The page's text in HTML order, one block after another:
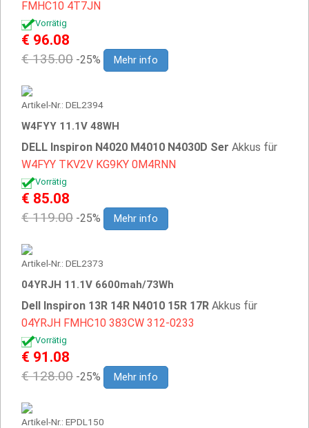
FMHC10 4T7JN
Vorrätig
€ 96.08
€ 135.00 -25% Mehr info
Artikel-Nr.: DEL2394
W4FYY 11.1V 48WH
DELL Inspiron N4020 M4010 N4030D Ser Akkus für
W4FYY TKV2V KG9KY 0M4RNN
Vorrätig
€ 85.08
€ 119.00 -25% Mehr info
Artikel-Nr.: DEL2373
04YRJH 11.1V 6600mah/73Wh
Dell Inspiron 13R 14R N4010 15R 17R Akkus für
04YRJH FMHC10 383CW 312-0233
Vorrätig
€ 91.08
€ 128.00 -25% Mehr info
Artikel-Nr.: EPDL150